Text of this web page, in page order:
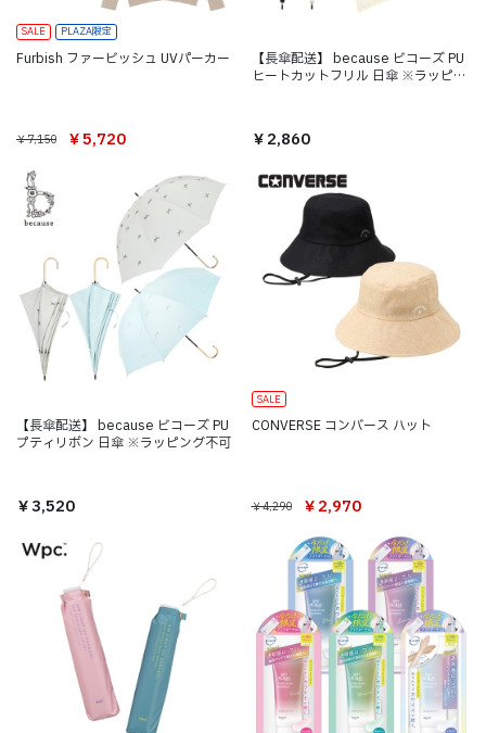
SALE PLAZA限定
Furbish ファービッシュ UVパーカー
￥7,150 ￥5,720
【長傘配送】 because ビコーズ PU
ヒートカットフリル 日傘 ※ラッピン
￥2,860
【長傘配送】 because ビコーズ PU
プティリボン 日傘 ※ラッピング不可
￥3,520
SALE
CONVERSE コンバース ハット
￥4,290 ￥2,970